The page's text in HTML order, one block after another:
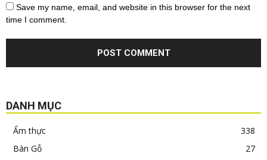
Save my name, email, and website in this browser for the next
time I comment.
DANH MỤC
Ẩm thực
338
Bàn Gỗ
27